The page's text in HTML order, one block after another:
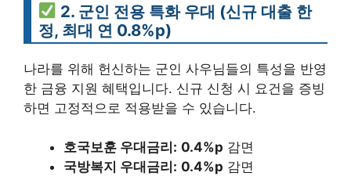
2. 군인 전용 특화 우대 (신규 대출 한
정, 최대 연 0.8%p)
나라를 위해 헌신하는 군인 사우님들의 특성을 반영
한 금융 지원 혜택입니다. 신규 신청 시 요건을 증빙
하면 고정적으로 적용받을 수 있습니다.
호국보훈 우대금리: 0.4%p 감면
국방복지 우대금리: 0.4%p 감면